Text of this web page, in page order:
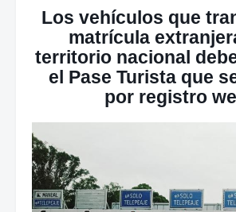
Los vehículos que
matrícula
territorio nacional
el Pase Turista que
por registro